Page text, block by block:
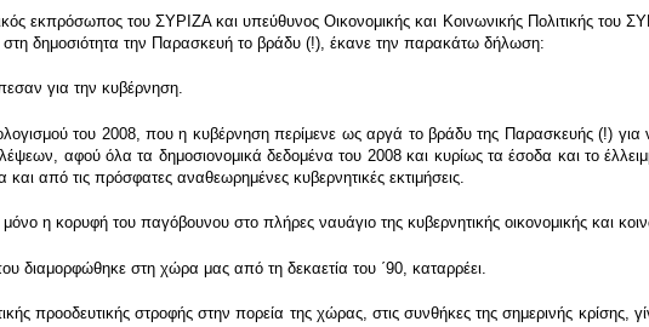
εκπρόσωπος του ΣΥΡΙΖΑ και υπεύθυνος Οικονομικής και Κοινωνικής Πολιτικής του
δημοσιότητα την Παρασκευή το βράδυ (!), έκανε την παρακάτω δήλωση:
για την κυβέρνηση.
του 2008, που η κυβέρνηση περίμενε ως αργά το βράδυ της Παρασκευής (!) για
αφού όλα τα δημοσιονομικά δεδομένα του 2008 και κυρίως τα έσοδα και το
από τις πρόσφατες αναθεωρημένες κυβερνητικές εκτιμήσεις.
η κορυφή του παγόβουνου στο πλήρες ναυάγιο της κυβερνητικής οικονομικής και
διαμορφώθηκε στη χώρα μας από τη δεκαετία του ΄90, καταρρέει.
προοδευτικής στροφής στην πορεία της χώρας, στις συνθήκες της σημερινής κρίσης,